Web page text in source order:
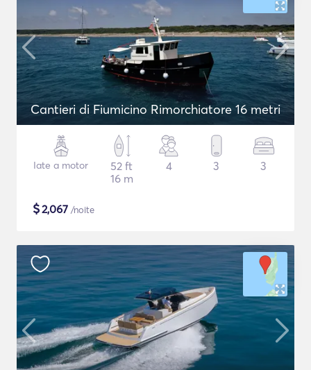
Cantieri di Fiumicino Rimorchiatore 16 metri
Iate a motor
52 ft
16 m
4 3 3
$2,067 /noite